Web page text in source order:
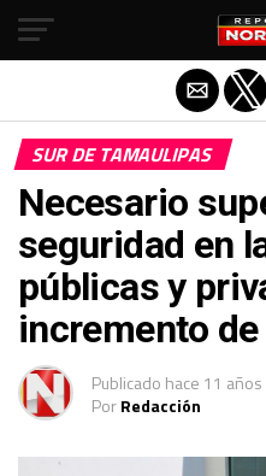
SUR DE TAMAULIPAS
Necesario
seguridad en
públicas y
incremento
Publicado hace 11 años
PorRedacción
Salir de la